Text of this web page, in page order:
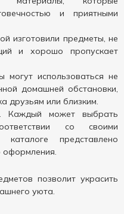
и приятными
изготовили предметы, не
и хорошо пропускает
могут использоваться не
домашней обстановки,
друзьям или близким.
Каждый может выбрать
со своими
представлено
оформления.
позволит украсить
уюта.